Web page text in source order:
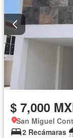
$ 7,000
San Miguel
2 Recámaras